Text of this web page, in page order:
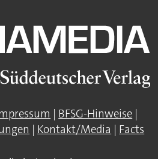
BFSG-Hinweise
Kontakt/Media Facts